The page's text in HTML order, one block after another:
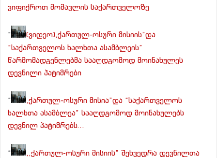
ვიფიქროთ მომავლის საქართველოზე
“
(ვიდეო),ქართულ-ოსური მისიის”და
“საქართველოს ხალხთა ასამბლეის”
წარმომადგენლებმა სააღდგომოდ მოინახულეს
დევნილი პატიმრები
“
,ქართულ-ოსური მისია”და “საქართველოს
ხალხთა ასამბლეა” სააღდგომოდ მოინახულებს
დევნილ პატიმრებს…
“
,,ქართულ-ოსური მისიის” შეხვედრა დევნილთა